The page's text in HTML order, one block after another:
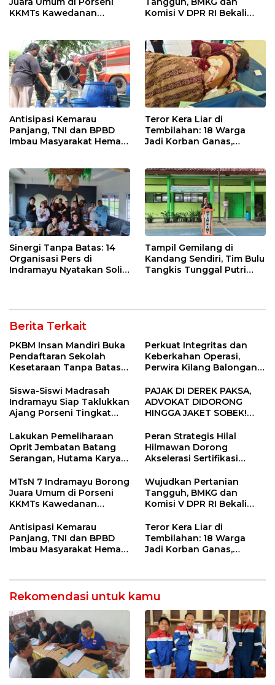
KKMTs Kawedanan
Komisi V DPR RI Bekali
Antisipasi Kemarau
Panjang, TNI dan BPBD
Imbau Masyarakat Hemat
Teror Kera Liar di
Tembilahan: 18 Warga
Jadi Korban Ganas,
Sinergi Tanpa Batas: 14
Organisasi Pers di
Indramayu Nyatakan Solid
Tampil Gemilang di
Kandang Sendiri, Tim Bulu
Tangkis Tunggal Putri
Berita Terkait
PKBM Insan Mandiri Buka
Pendaftaran Sekolah
Kesetaraan Tanpa Batas
Perkuat Integritas dan
Keberkahan Operasi,
Perwira Kilang Balongan
Siswa-Siswi Madrasah
Indramayu Siap Taklukkan
Ajang Porseni Tingkat
PAJAK DI DEREK PAKSA,
ADVOKAT DIDORONG
HINGGA JAKET SOBEK!
Ngamuk Kepung Polresta
Pekanbaru!
Lakukan Pemeliharaan
Oprit Jembatan Batang
Serangan, Hutama Karya
55 Tol Binjai–Langsa
Peran Strategis Hilal
Hilmawan Dorong
Akselerasi Sertifikasi
Entaskan Kemiskinan di
Indramayu
MTsN 7 Indramayu Borong
Juara Umum di Porseni
KKMTs Kawedanan
Wujudkan Pertanian
Tangguh, BMKG dan
Komisi V DPR RI Bekali
Sekolah Lapang Iklim
Antisipasi Kemarau
Panjang, TNI dan BPBD
Imbau Masyarakat Hemat
Teror Kera Liar di
Tembilahan: 18 Warga
Jadi Korban Ganas,
Rekomendasi untuk kamu